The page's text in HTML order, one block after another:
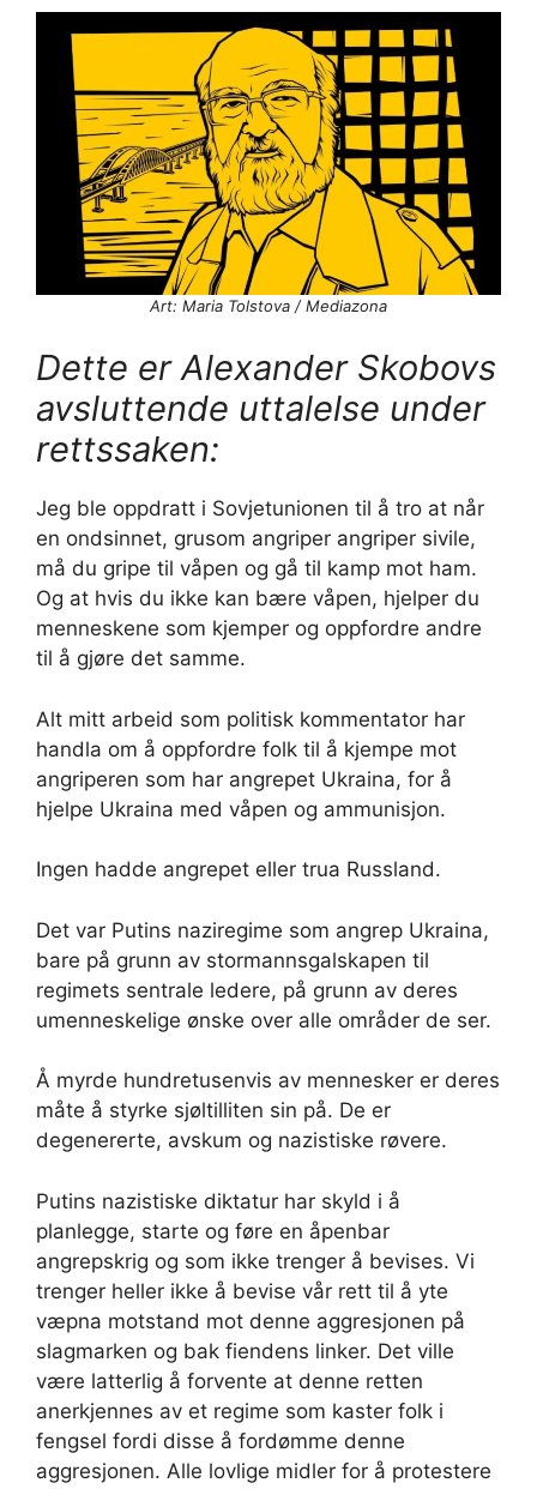
Art: Maria Tolstova / Mediazona
Dette er Alexander Skobovs
avsluttende uttalelse under
rettssaken:
Jeg ble oppdratt i Sovjetunionen til å tro at når
en ondsinnet, grusom angriper angriper sivile,
må du gripe til våpen og gå til kamp mot ham.
Og at hvis du ikke kan bære våpen, hjelper du
menneskene som kjemper og oppfordre andre
til å gjøre det samme.
Alt mitt arbeid som politisk kommentator har
handla om å oppfordre folk til å kjempe mot
angriperen som har angrepet Ukraina, for å
hjelpe Ukraina med våpen og ammunisjon.
Ingen hadde angrepet eller trua Russland.
Det var Putins naziregime som angrep Ukraina,
bare på grunn av stormannsgalskapen til
regimets sentrale ledere, på grunn av deres
umenneskelige ønske over alle områder de ser.
Å myrde hundretusenvis av mennesker er deres
måte å styrke sjøltilliten sin på. De er
degenererte, avskum og nazistiske røvere.
Putins nazistiske diktatur har skyld i å
planlegge, starte og føre en åpenbar
angrepskrig og som ikke trenger å bevises. Vi
trenger heller ikke å bevise vår rett til å yte
væpna motstand mot denne aggresjonen på
slagmarken og bak fiendens linker. Det ville
være latterlig å forvente at denne retten
anerkjennes av et regime som kaster folk i
fengsel fordi disse å fordømme denne
aggresjonen. Alle lovlige midler for å protestere